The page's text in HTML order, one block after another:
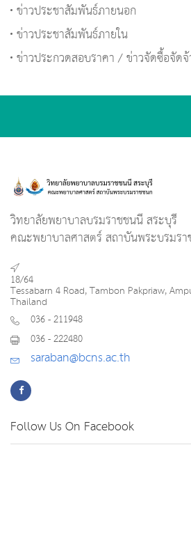
ข่าวประชาสัมพันธ์ภายนอก
ข่าวประชาสัมพันธ์ภายใน
ข่าวประกวดสอบราคา / ข่าวจัดซื้อจัดจ้
วิทยาลัยพยาบาลบรมราชชนนี สระบุรี
คณะพยาบาลศาสตร์ สถาบันพระบรมร
18/64
Tessabarn 4 Road, Tambon Pakpriaw,
Thailand
036 - 211948
036 - 222480
saraban@bcns.ac.th
Follow Us On Facebook